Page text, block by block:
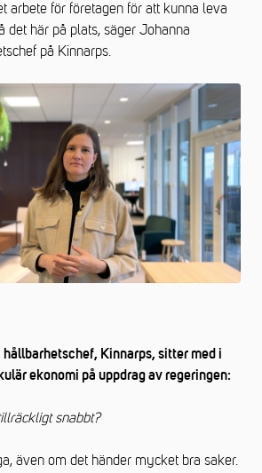
arbete för företagen för att kunna leva
det här på plats, säger Johanna
på Kinnarps.
Kinnarps, sitter med i
ekonomi på uppdrag av regeringen:
snabbt?
även om det händer mycket bra saker.